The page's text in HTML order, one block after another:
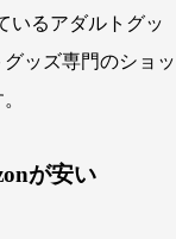
いるアダルトグッ
ッズ専門のショッ
が安い